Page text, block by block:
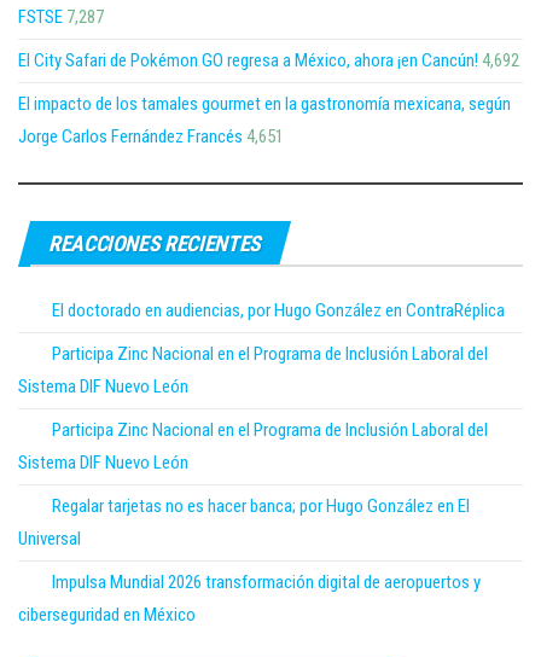
FSTSE 7,287
El City Safari de Pokémon GO regresa a México, ahora ¡en Cancún! 4,692
El impacto de los tamales gourmet en la gastronomía mexicana, según
Jorge Carlos Fernández Francés 4,651
REACCIONES RECIENTES
El doctorado en audiencias, por Hugo González en ContraRéplica
Participa Zinc Nacional en el Programa de Inclusión Laboral del
Sistema DIF Nuevo León
Participa Zinc Nacional en el Programa de Inclusión Laboral del
Sistema DIF Nuevo León
Regalar tarjetas no es hacer banca; por Hugo González en El
Universal
Impulsa Mundial 2026 transformación digital de aeropuertos y
ciberseguridad en México